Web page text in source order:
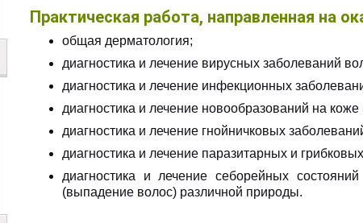
Практическая работа, направленная на
общая дерматология;
диагностика и лечение вирусных заболеваний
диагностика и лечение инфекционных
диагностика и лечение новообразований на
диагностика и лечение гнойничковых
диагностика и лечение паразитарных и
диагностика и лечение себорейных
(выпадение волос) различной природы.